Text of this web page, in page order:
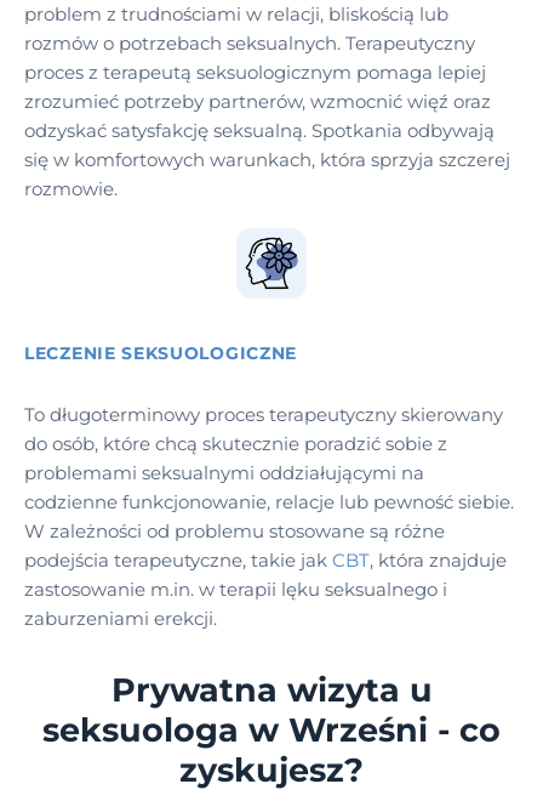
problem z trudnościami w relacji, bliskością lub
rozmów o potrzebach seksualnych. Terapeutyczny
proces z terapeutą seksuologicznym pomaga lepiej
zrozumieć potrzeby partnerów, wzmocnić więź oraz
odzyskać satysfakcję seksualną. Spotkania odbywają
się w komfortowych warunkach, która sprzyja szczerej
rozmowie.
LECZENIE SEKSUOLOGICZNE
To długoterminowy proces terapeutyczny skierowany
do osób, które chcą skutecznie poradzić sobie z
problemami seksualnymi oddziałującymi na
codzienne funkcjonowanie, relacje lub pewność siebie.
W zależności od problemu stosowane są różne
podejścia terapeutyczne, takie jak CBT, która znajduje
zastosowanie m.in. w terapii lęku seksualnego i
zaburzeniami erekcji.
Prywatna wizyta u
seksuologa w Wrześni - co
zyskujesz?